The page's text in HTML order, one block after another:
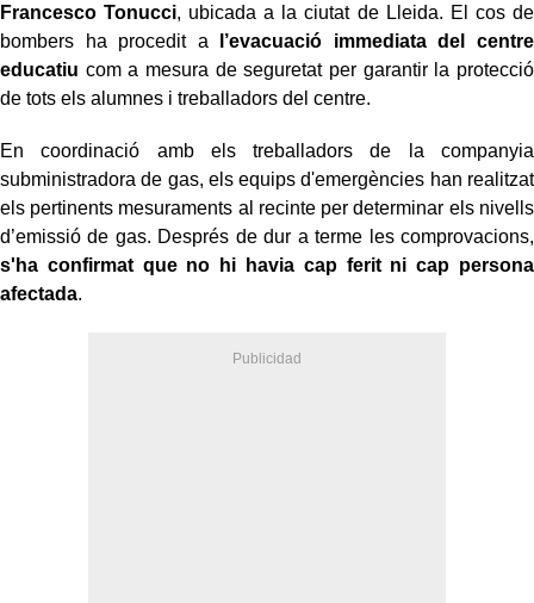
Francesco Tonucci, ubicada a la ciutat de Lleida. El cos de
bombers ha procedit a
l’evacuació immediata del centre
educatiu com a mesura de seguretat per garantir la protecció
de tots els alumnes i treballadors del centre.
En coordinació amb els treballadors de la companyia
subministradora de gas, els equips d'emergències han realitzat
els pertinents mesuraments al recinte per determinar els nivells
d’emissió de gas. Després de dur a terme les comprovacions,
s'ha confirmat que no hi havia cap ferit ni cap persona
afectada.